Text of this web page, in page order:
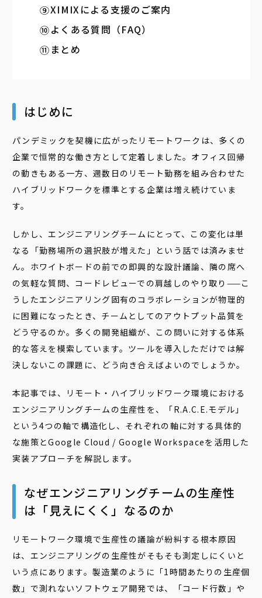
XIMIXによる支援のご案内
よくある質問（FAQ）
まとめ
はじめに
パンデミックを契機に広がったリモートワークは、多くの
企業で恒常的な働き方として定着しました。オフィス回帰
の動きもある一方、週数日のリモート勤務を組み合わせた
ハイブリッドワークを標準とする企業は増え続けていま
す。
しかし、エンジニアリングチームにとって、この変化は単
なる「勤務場所の選択肢が増えた」という話では済みませ
ん。ホワイトボードの前での即興的な設計議論、隣の席へ
の気軽な質問、コードレビューでの肩越しのやり取り——こ
うしたエンジニアリング固有のコラボレーションが物理的
に困難になったとき、チームとしてのアウトプット品質を
どう守るのか。多くの開発組織が、この問いに対する体系
的な答えを模索しています。ツールを導入しただけでは解
決しないこの課題に、どう向き合えばよいのでしょうか。
本記事では、リモート・ハイブリッドワーク環境における
エンジニアリングチームの生産性を、「R.A.C.E.モデル」
という4つの軸で構造化し、それぞれの軸に対する具体的
な施策とGoogle Cloud / Google Workspaceを活用した
実装アプローチを解説します。
なぜエンジニアリングチームの生産性
は「見えにくく」なるのか
リモートワーク環境で生産性の議論が紛糾する根本原因
は、エンジニアリングの生産性がそもそも測定しにくいと
いう点にあります。製造業のように「1時間あたりの生産個
数」で測れないソフトウェア開発では、「コード行数」や